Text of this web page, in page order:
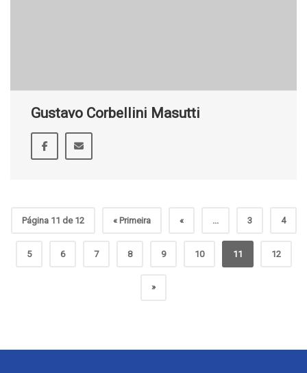
Gustavo Corbellini Masutti
Página 11 de 12 « Primeira « ... 3 4
5 6 7 8 9 10 11 12
»